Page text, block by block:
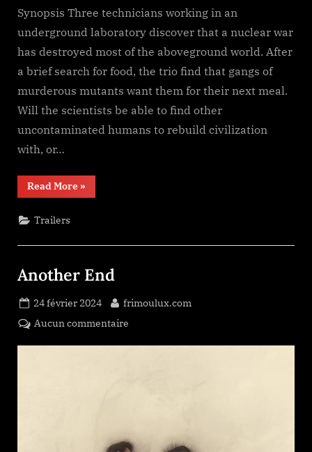
Synopsis Three technicians working in an
underground laboratory discover that a nuclear war
has destroyed most of the aboveground world. After
a brief search for food, the trio find that gangs of
murderous mutants want them for their next meal.
Will the scientists be able to find other
uncontaminated humans to rebuild civilization
with, or…
Read More“Urban
Warriors”
»
Trailers
Another End
Posted
on
24 février 2024 By
frimoulux.com
Aucun commentaire